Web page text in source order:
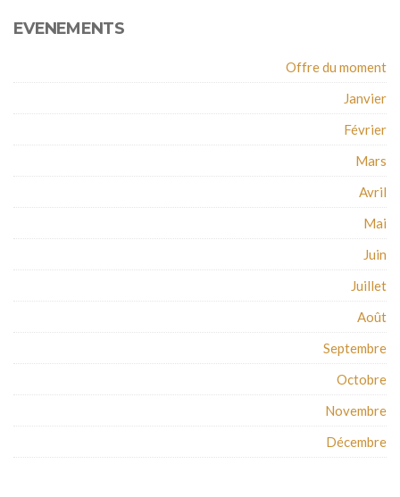
EVENEMENTS
Offre du moment
Janvier
Février
Mars
Avril
Mai
Juin
Juillet
Août
Septembre
Octobre
Novembre
Décembre